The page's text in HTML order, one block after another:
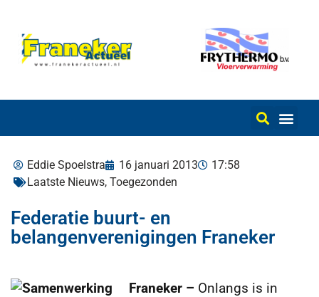
Eddie Spoelstra 16 januari 2013
17:58
Laatste Nieuws, Toegezonden
Federatie buurt- en
belangenverenigingen Franeker
Franeker – Onlangs is in